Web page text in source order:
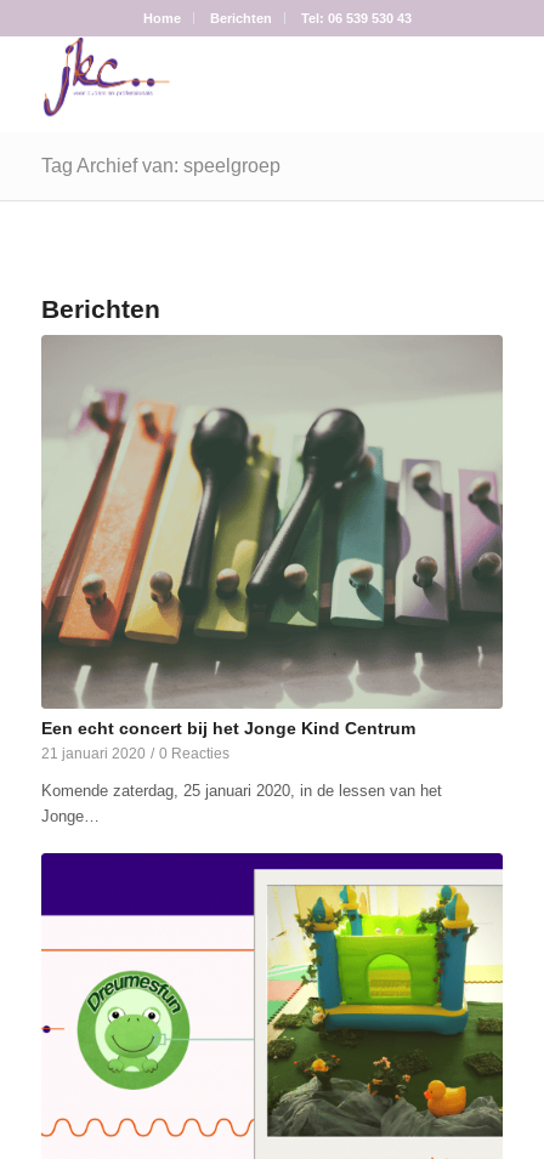
Home Berichten Tel: 06 539 530 43
Tag Archief van: speelgroep
Berichten
Een echt concert bij het Jonge Kind Centrum
21 januari 2020 / 0 Reacties
Komende zaterdag, 25 januari 2020, in de lessen van het
Jonge…